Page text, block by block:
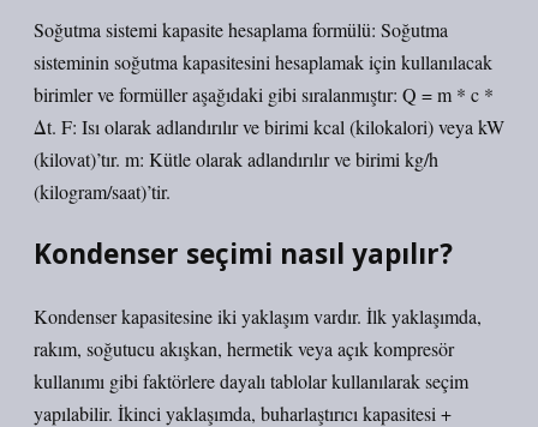
Soğutma sistemi kapasite hesaplama formülü: Soğutma
sisteminin soğutma kapasitesini hesaplamak için kullanılacak
birimler ve formüller aşağıdaki gibi sıralanmıştır: Q = m * c *
Δt. F: Isı olarak adlandırılır ve birimi kcal (kilokalori) veya kW
(kilovat)’tır. m: Kütle olarak adlandırılır ve birimi kg/h
(kilogram/saat)’tir.
Kondenser seçimi nasıl yapılır?
Kondenser kapasitesine iki yaklaşım vardır. İlk yaklaşımda,
rakım, soğutucu akışkan, hermetik veya açık kompresör
kullanımı gibi faktörlere dayalı tablolar kullanılarak seçim
yapılabilir. İkinci yaklaşımda, buharlaştırıcı kapasitesi +